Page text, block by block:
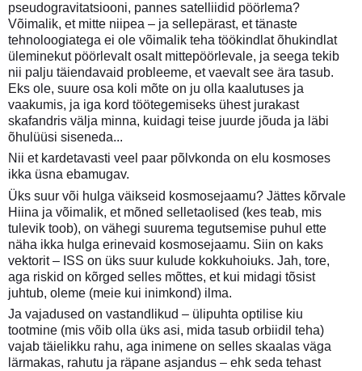
pseudogravitatsiooni, pannes satelliidid pöörlema?
Võimalik, et mitte niipea – ja sellepärast, et tänaste
tehnoloogiatega ei ole võimalik teha töökindlat õhukindlat
üleminekut pöörlevalt osalt mittepöörlevale, ja seega tekib
nii palju täiendavaid probleeme, et vaevalt see ära tasub.
Eks ole, suure osa koli mõte on ju olla kaalutuses ja
vaakumis, ja iga kord töötegemiseks ühest jurakast
skafandris välja minna, kuidagi teise juurde jõuda ja läbi
õhulüüsi siseneda...
Nii et kardetavasti veel paar põlvkonda on elu kosmoses
ikka üsna ebamugav.
Üks suur või hulga väikseid kosmosejaamu? Jättes kõrvale
Hiina ja võimalik, et mõned selletaolised (kes teab, mis
tulevik toob), on vähegi suurema tegutsemise puhul ette
näha ikka hulga erinevaid kosmosejaamu. Siin on kaks
vektorit – ISS on üks suur kulude kokkuhoiuks. Jah, tore,
aga riskid on kõrged selles mõttes, et kui midagi tõsist
juhtub, oleme (meie kui inimkond) ilma.
Ja vajadused on vastandlikud – ülipuhta optilise kiu
tootmine (mis võib olla üks asi, mida tasub orbiidil teha)
vajab täielikku rahu, aga inimene on selles skaalas väga
lärmakas, rahutu ja räpane asjandus – ehk seda tehast